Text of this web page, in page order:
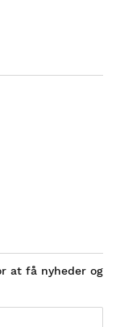
at få nyheder og